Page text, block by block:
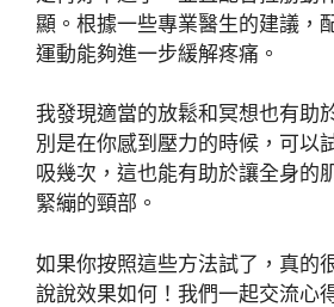
顯。根據一些專業醫生的建議，
運動能夠進一步緩解疼痛。
我發現適當的放鬆和冥想也有助
別是在你感到壓力的時候，可以
吸幾次，這也能有助於讓全身的
緊繃的頸部。
如果你按照這些方法試了，真的
說說效果如何！我們一起交流心